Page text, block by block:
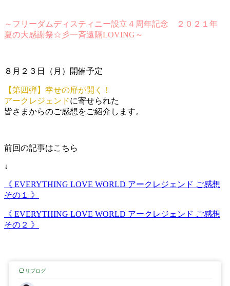
～フリーダムディスティニー設立４周年記念 ２０２１年
夏の大感謝祭☆彡一斉遠隔LOVING～
８月２３日（月）開催予定
【第四弾】幸せの扉が開く！
アークレジェンドに寄せられた
皆さまからのご感想をご紹介します。
前回の記事はこちら
↓
《 EVERYTHING LOVE WORLD アークレジェンド ご感想
その１ 》
《 EVERYTHING LOVE WORLD アークレジェンド ご感想
その２ 》